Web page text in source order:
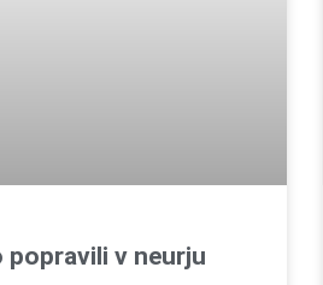
popravili v neurju